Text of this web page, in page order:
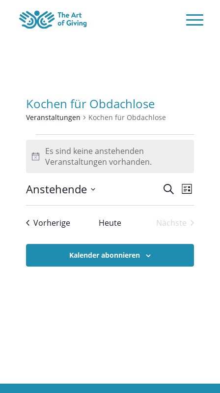
Kochen für Obdachlose
Veranstaltungen Kochen für Obdachlose
Hinweis
Es sind keine anstehenden
Veranstaltungen vorhanden.
Suche
und
SucheListe
Anstehende
Datum
VorherigeVeranstaltungen
Heute
Nächste
Kalender abonnieren